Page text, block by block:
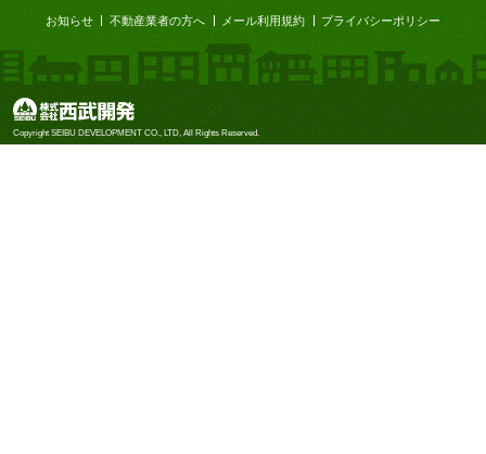
お知らせ 不動産業者の方へ メール利用規約 プライバシーポリシー
株式会社西武開発
Copyright SEIBU DEVELOPMENT CO., LTD, All Rights Reserved.